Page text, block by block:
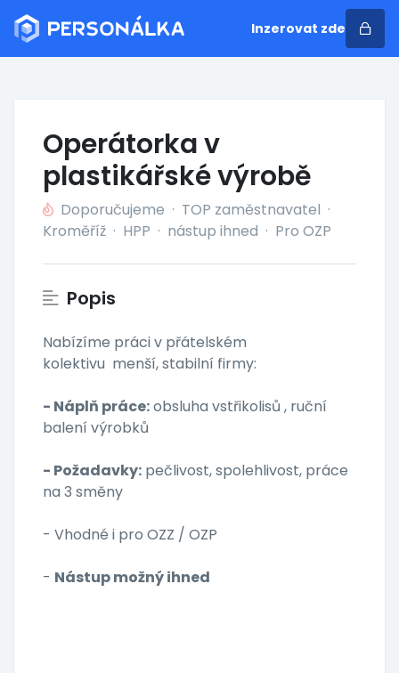
Inzerovat zde
Operátorka v
plastikářské výrobě
Doporučujeme · TOP zaměstnavatel ·
Kroměříž · HPP · nástup ihned · Pro OZP
Popis
Nabízíme práci v přátelském
kolektivu menší, stabilní firmy:
- Náplň práce:obsluha vstřikolisů , ruční
balení výrobků
- Požadavky: pečlivost, spolehlivost, práce
na 3 směny
- Vhodné i pro OZZ / OZP
- Nástup možný ihned